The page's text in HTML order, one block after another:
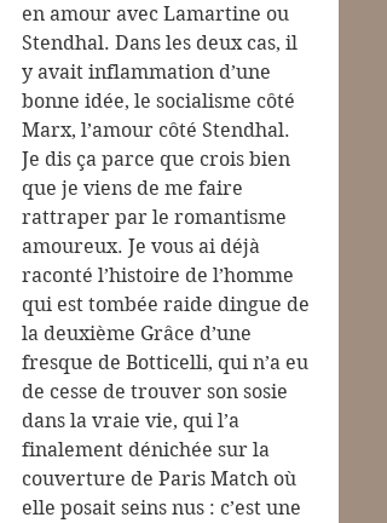
en amour avec Lamartine ou
Stendhal. Dans les deux cas, il
y avait inflammation d’une
bonne idée, le socialisme côté
Marx, l’amour côté Stendhal.
Je dis ça parce que crois bien
que je viens de me faire
rattraper par le romantisme
amoureux. Je vous ai déjà
raconté l’histoire de l’homme
qui est tombée raide dingue de
la deuxième Grâce d’une
fresque de Botticelli, qui n’a eu
de cesse de trouver son sosie
dans la vraie vie, qui l’a
finalement dénichée sur la
couverture de Paris Match où
elle posait seins nus : c’est une